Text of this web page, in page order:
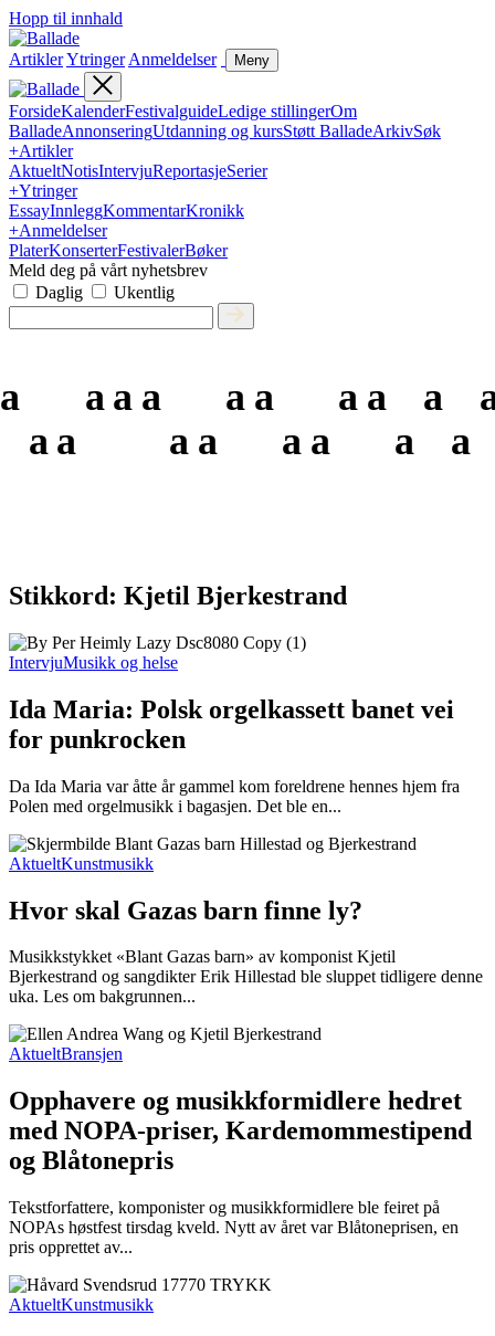
Hopp til innhald
ArtiklerYtringer Anmeldelser Meny
ForsideKalenderFestivalguideLedige stillingerOm
BalladeAnnonseringUtdanning og kursStøtt BalladeArkivSøk
+Artikler
AktueltNotisIntervjuReportasjeSerier
+Ytringer
EssayInnleggKommentarKronikk
+Anmeldelser
PlaterKonserterFestivalerBøker
Meld deg på vårt nyhetsbrev
Daglig
Ukentlig
a
a a
a
a
a
a
a
a
Stikkord: Kjetil Bjerkestrand
IntervjuMusikk og helse
Ida Maria: Polsk orgelkassett banet vei
for punkrocken
Da Ida Maria var åtte år gammel kom foreldrene hennes hjem fra
Polen med orgelmusikk i bagasjen. Det ble en...
AktueltKunstmusikk
Hvor skal Gazas barn finne ly?
Musikkstykket «Blant Gazas barn» av komponist Kjetil
Bjerkestrand og sangdikter Erik Hillestad ble sluppet tidligere denne
uka. Les om bakgrunnen...
AktueltBransjen
Opphavere og musikkformidlere hedret
med NOPA-priser, Kardemommestipend
og Blåtonepris
Tekstforfattere, komponister og musikkformidlere ble feiret på
NOPAs høstfest tirsdag kveld. Nytt av året var Blåtoneprisen, en
pris opprettet av...
AktueltKunstmusikk